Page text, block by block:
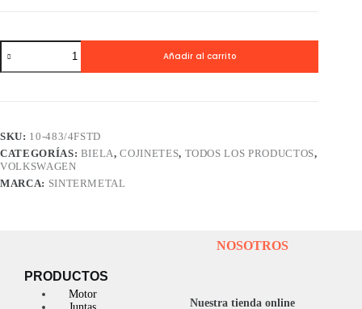
Cojinetes
Biela
SINTERMETAL
INCA
TDI
1.9
STD
Añadir al carrito
SKU: 10-483/4FSTD
CATEGORÍAS: BIELA,COJINETES, TODOS LOS PRODUCTOS,
VOLKSWAGEN
MARCA: SINTERMETAL
PRODUCTOS
Motor
Juntas
NOSOTROS
Nuestra tienda online